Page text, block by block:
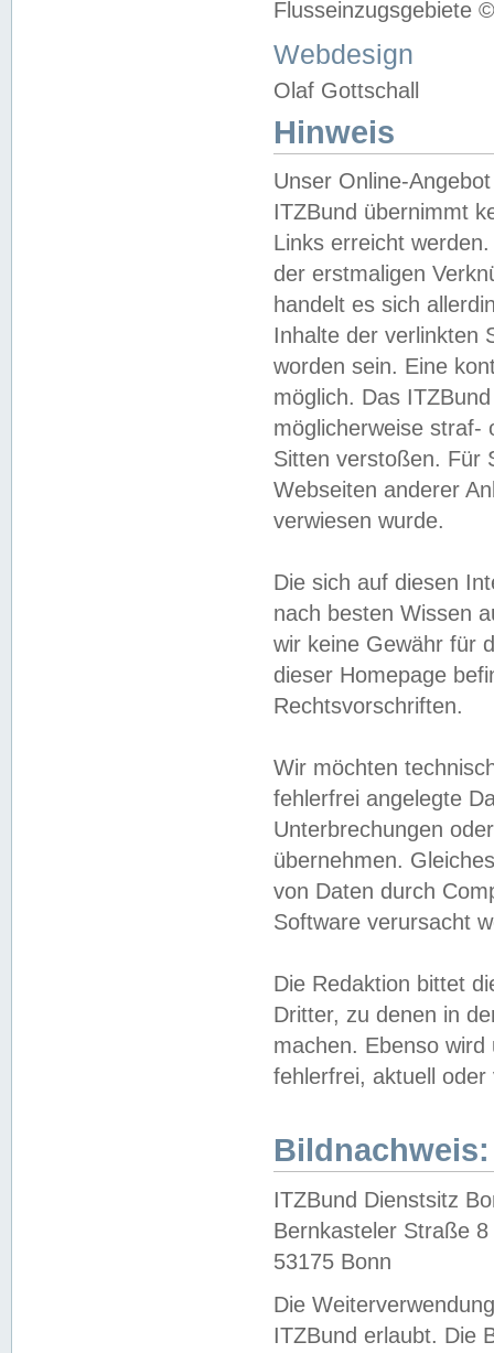
Flusseinzugsgebiete
Webdesign
Olaf Gottschall
Hinweis
Unser Online-
ITZBund übernimmt
Links erreicht
der erstmaligen
handelt es sich
Inhalte der verlinkten
worden sein. Eine
möglich. Das
möglicherweise straf-
Sitten verstoßen. Für
Webseiten anderer
verwiesen wurde.
Die sich auf diesen
nach besten Wissen
wir keine Gewähr für
dieser Homepage
Rechtsvorschriften.
Wir möchten
fehlerfrei angelegte
Unterbrechungen
übernehmen.
von Daten durch
Software verursacht
Die Redaktion bittet
Dritter, zu denen in
machen. Ebenso
fehlerfrei, aktuell oder
Bildnachweis:
ITZBund Dienstsitz
Bernkasteler Straße 8
53175 Bonn
Die
ITZBund erlaubt. Die